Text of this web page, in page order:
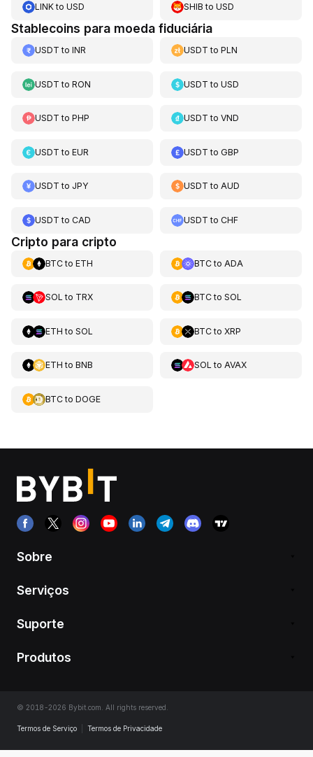
LINKto USD SHIB toUSD
Stablecoins para moeda fiduciária
USDT to INR USDT toPLN
USDT to RON USDT toUSD
USDT to PHP USDT toVND
USDT to EUR USDT toGBP
USDT to JPY USDT toAUD
USDT to CAD USDT toCHF
Cripto para cripto
BTCto ETH BTCto ADA
SOL to TRX BTCto SOL
ETH to SOL BTCto XRP
ETH to BNB SOL to AVAX
BTCto DOGE
Sobre
Serviços
Suporte
Produtos
© 2018-2026 Bybit.com. All rights reserved.
Termos de Serviço Termos de Privacidade